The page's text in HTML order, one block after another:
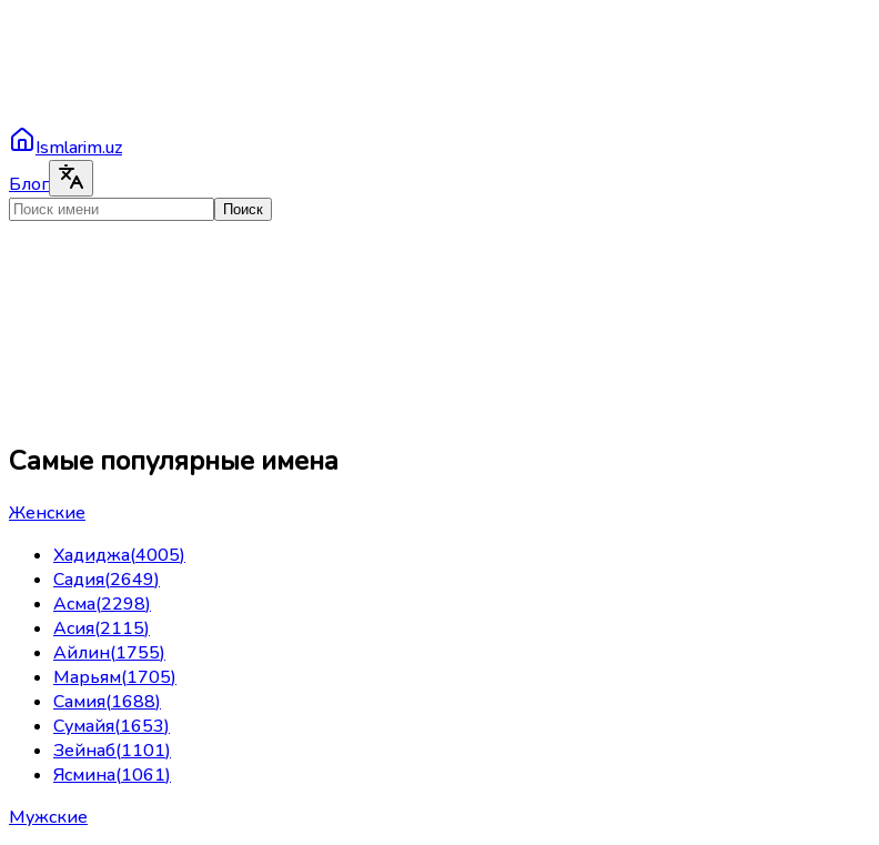
Ismlarim.uz
Блог
Поиск
Самые популярные имена
Женские
Хадиджа(4005)
Садия(2649)
Асма(2298)
Асия(2115)
Айлин(1755)
Марьям(1705)
Самия(1688)
Сумайя(1653)
Зейнаб(1101)
Ясмина(1061)
Мужские